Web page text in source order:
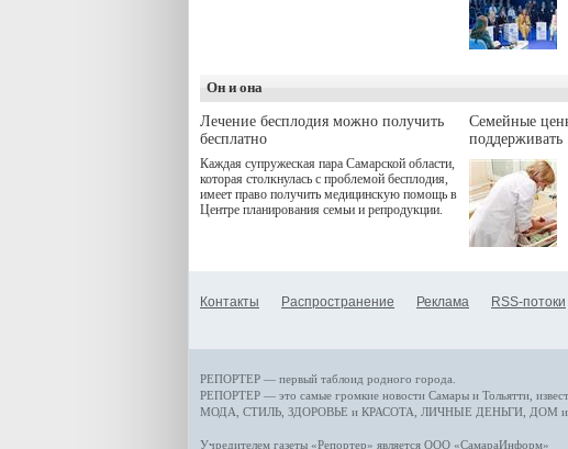
Он и она
Лечение бесплодия можно получить
бесплатно
Каждая супружеская пара Самарской области,
которая столкнулась с проблемой бесплодия,
имеет право получить медицинскую помощь в
Центре планирования семьи и репродукции.
Семейные
поддерживать
Контакты Распространение Реклама RSS-потоки
РЕПОРТЕР — первый таблоид родного города.
РЕПОРТЕР — это самые громкие новости Самары и Тольятти,
МОДА, СТИЛЬ ЗДОРОВЬЕ и КРАСОТА ЛИЧНЫЕ ДЕНЬГИ ДОМ
Учредителем газеты «Репортер» является ООО «СамараИнформ»